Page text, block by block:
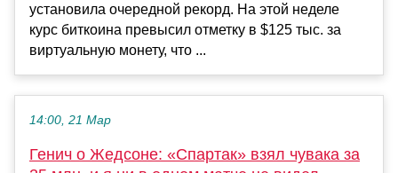
установила очередной рекорд. На этой неделе
курс биткоина превысил отметку в $125 тыс. за
виртуальную монету, что ...
14:00, 21 Мар
Генич о Жедсоне: «Спартак» взял чувака за